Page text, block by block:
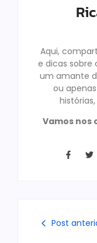
Aqui,
e dicas sobre
um amante
ou
Vamos nos
Post